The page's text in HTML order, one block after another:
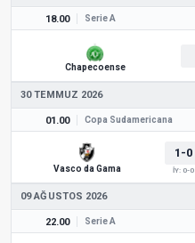
18.00 Serie A
Chapecoense
30 TEMMUZ 2026
01.00 Copa Sudamericana
Vasco da Gama
1-0
İY: 0-0
09 AĞUSTOS 2026
22.00 Serie A